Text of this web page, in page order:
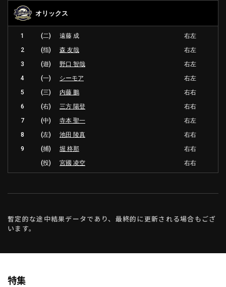
オリックス
1 (二) 遠藤 成
右左
2
(指) 森 友哉
右左
3
(遊) 野口 智哉
右左
4
(一) シーモア
右左
5
(三) 内藤 鵬
右右
6
(右) 三方 陽登
右右
7
(中) 寺本 聖一
右左
8
(左) 池田 陵真
右右
9
(捕) 堀 柊那
右右
(投)
宮國 凌空 右右
暫定的な途中結果データであり、最終的に更新される場合もござ
います。
特集